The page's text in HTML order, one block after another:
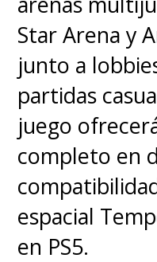
fuerza .De
líder del
momento,
dentro del
los mayores
familia.
Star Arena y
junto a
partidas
juego
completo en
espacial
en PS5.